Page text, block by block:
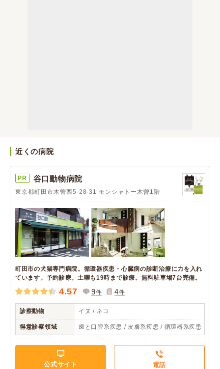
近くの病院
PR 谷口動物病院
東京都町田市木曽西5-28-31 モンシャトー木曽1階
町田市の犬猫専門病院。循環器疾患・心臓病の診断治療に力を入れ
ています。予約診療。土曜も19時まで診療。無料駐車場7台完備。
4.57 9件 4件
診察動物 イヌ / ネコ
得意診察領域 歯と口腔系疾患 / 皮膚系疾患 / 循環器系疾患
公式サイト 電話